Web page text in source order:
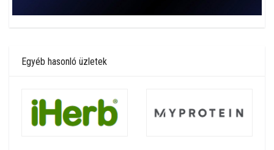
Egyéb hasonló üzletek